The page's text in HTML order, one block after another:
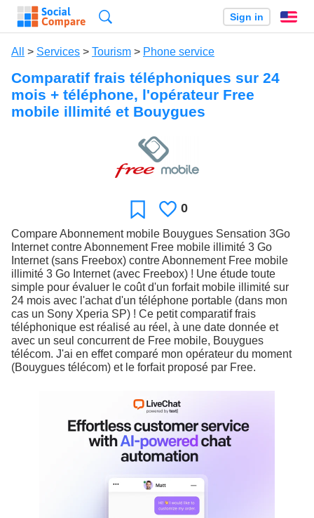
Sign in
All > Services > Tourism > Phone service
Comparatif frais téléphoniques sur 24
mois + téléphone, l'opérateur Free
mobile illimité et Bouygues
FavoriteLikes
0
Compare Abonnement mobile Bouygues Sensation 3Go
Internet contre Abonnement Free mobile illimité 3 Go
Internet (sans Freebox) contre Abonnement Free mobile
illimité 3 Go Internet (avec Freebox) ! Une étude toute
simple pour évaluer le coût d'un forfait mobile illimité sur
24 mois avec l'achat d'un téléphone portable (dans mon
cas un Sony Xperia SP) ! Ce petit comparatif frais
téléphonique est réalisé au réel, à une date donnée et
avec un seul concurrent de Free mobile, Bouygues
télécom. J'ai en effet comparé mon opérateur du moment
(Bouygues télécom) et le forfait proposé par Free.